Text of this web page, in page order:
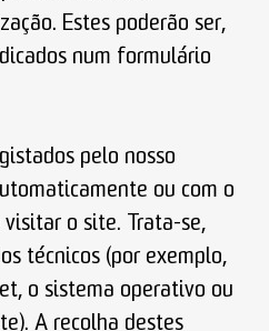
Estes poderão ser,
num formulário
pelo nosso
ou com o
o site. Trata-se,
técnicos (por exemplo,
o sistema operativo ou
A recolha destes